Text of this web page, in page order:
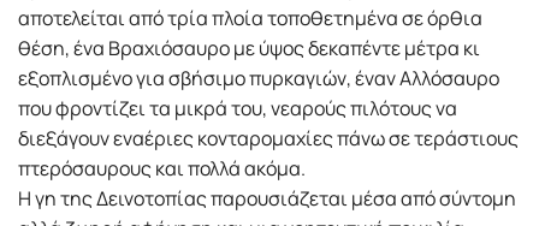
αποτελείται από τρία πλοία τοποθετημένα σε όρθια
θέση, ένα Βραχιόσαυρο με ύψος δεκαπέντε μέτρα κι
εξοπλισμένο για σβήσιμο πυρκαγιών, έναν Αλλόσαυρο
που φροντίζει τα μικρά του, νεαρούς πιλότους να
διεξάγουν εναέριες κονταρομαχίες πάνω σε τεράστιους
πτερόσαυρους και πολλά ακόμα.
Η γη της Δεινοτοπίας παρουσιάζεται μέσα από σύντομη